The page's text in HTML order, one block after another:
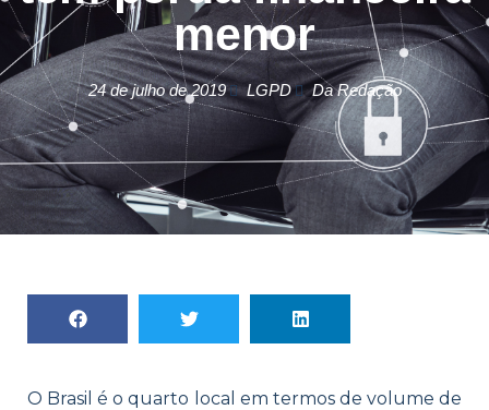
menor
24 de julho de 2019 LGPD Da Redação
O Brasil é o quarto local em termos de volume de